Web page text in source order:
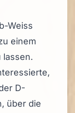
Weiss
einem
lassen.
D-
über die